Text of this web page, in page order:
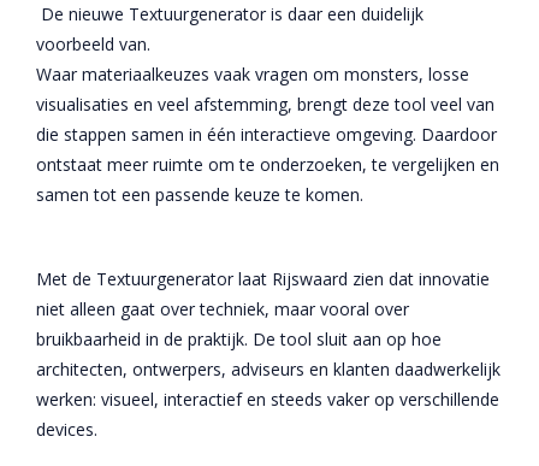
De nieuwe Textuurgenerator is daar een duidelijk
voorbeeld van.
Waar materiaalkeuzes vaak vragen om monsters, losse
visualisaties en veel afstemming, brengt deze tool veel van
die stappen samen in één interactieve omgeving. Daardoor
ontstaat meer ruimte om te onderzoeken, te vergelijken en
samen tot een passende keuze te komen.
Met de Textuurgenerator laat Rijswaard zien dat innovatie
niet alleen gaat over techniek, maar vooral over
bruikbaarheid in de praktijk. De tool sluit aan op hoe
architecten, ontwerpers, adviseurs en klanten daadwerkelijk
werken: visueel, interactief en steeds vaker op verschillende
devices.